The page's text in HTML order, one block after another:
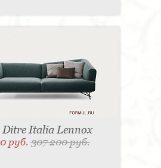
Italia Lennox
руб.307 200 руб.